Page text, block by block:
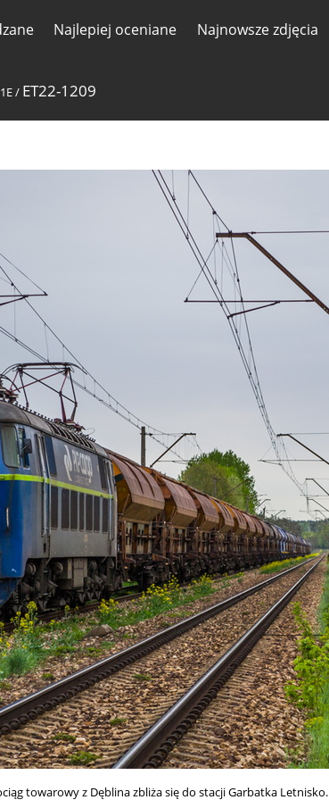
Najlepiej oceniane Najnowsze zdjęcia
/ ET22-1209
towarowy z Dęblina zbliża się do stacji Garbatka Letnisko.